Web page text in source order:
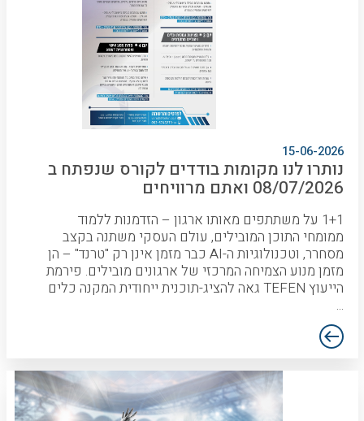
15-06-2026
נותרו לנו מקומות בודדים לקורס שנפתח ב
08/07/2026 ואתם מרוויחים
1+1 על משתתפים מאותו ארגון – הזדמנות ללמוד
ממומחי התוכן המובילים, עולם העסקי משתנה בקצב
מסחרר, וטכנולוגיות ה-AI כבר מזמן אינן רק "טרנד" – הן
מזמן מנוע הצמיחה המרכזי של ארגונים מובילים. פירמת
הייעוץ TEFEN גאה להציג-תוכנית ייחודית המקנה כלים
...